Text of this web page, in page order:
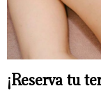
¡Reserva tu